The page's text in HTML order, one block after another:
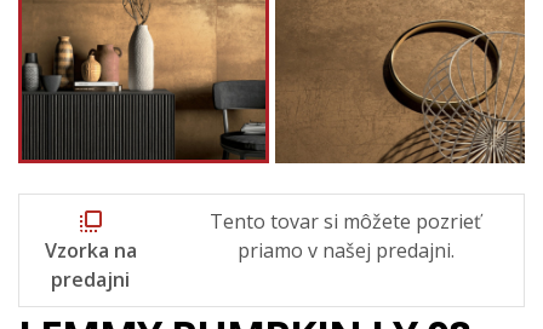
flip_to_front
Vzorka na
predajni
Tento tovar si môžete pozrieť
priamo v našej predajni.